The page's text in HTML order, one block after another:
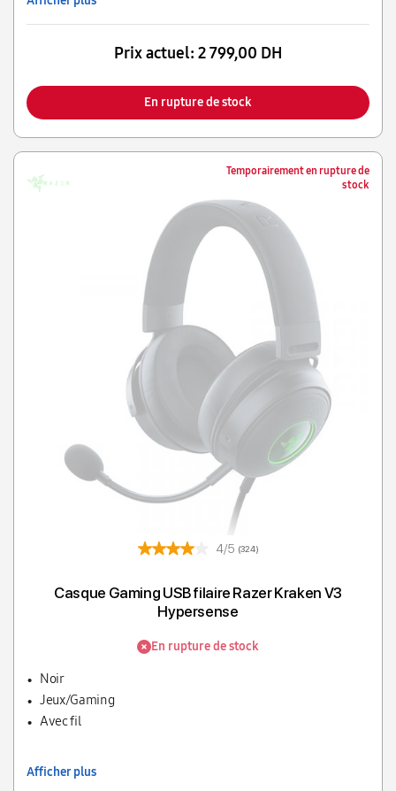
Prix actuel: 2 799,00 DH
En rupture de stock
Temporairement en rupture de
stock
4/5 (324)
Casque Gaming USB filaire Razer Kraken V3
Hypersense
En rupture de stock
Noir
Jeux/Gaming
Avec fil
Afficher plus